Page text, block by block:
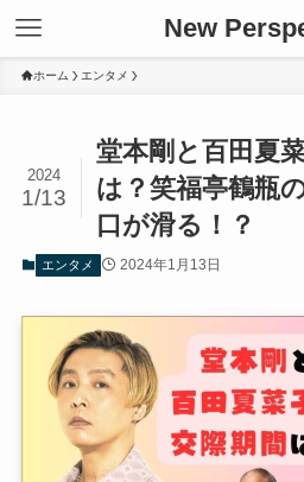
New
ホーム エンタメ
堂本剛と百田夏
は？笑福亭鶴瓶
口が滑る！？
2024
1/13
エンタメ 2024年1月13日